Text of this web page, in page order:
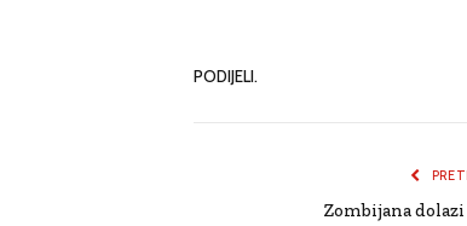
PODIJELI.
Zombijana